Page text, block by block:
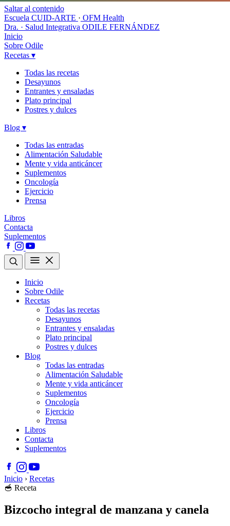
Saltar al contenido
Escuela CUID-ARTE · OFM Health
Dra. · Salud Integrativa ODILE FERNÁNDEZ
Inicio
Sobre Odile
Recetas ▾
Todas las recetas
Desayunos
Entrantes y ensaladas
Plato principal
Postres y dulces
Blog ▾
Todas las entradas
Alimentación Saludable
Mente y vida anticáncer
Suplementos
Oncología
Ejercicio
Prensa
Libros
Contacta
Suplementos
Inicio
Sobre Odile
Recetas
Todas las recetas
Desayunos
Entrantes y ensaladas
Plato principal
Postres y dulces
Blog
Todas las entradas
Alimentación Saludable
Mente y vida anticáncer
Suplementos
Oncología
Ejercicio
Prensa
Libros
Contacta
Suplementos
Inicio › Recetas
🥣 Receta
Bizcocho integral de manzana y canela